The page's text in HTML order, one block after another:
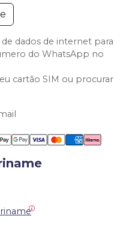
dados de internet para
do WhatsApp no
cartão SIM ou procurar